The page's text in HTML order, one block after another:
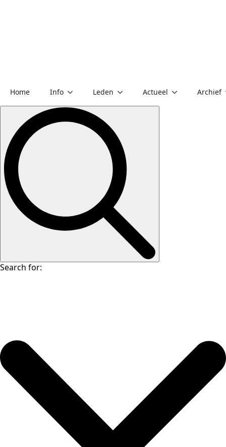
Home Info Leden Actueel Archief
Search for: